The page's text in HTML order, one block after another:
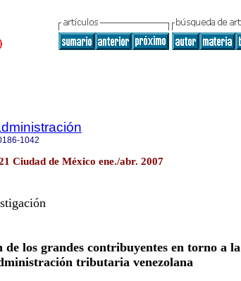
1042
Ciudad de México ene./abr. 2007
de los grandes contribuyentes en torno a la
tributaria venezolana